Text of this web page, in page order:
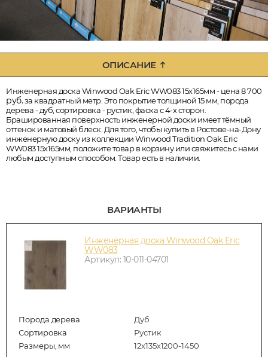
ОПИСАНИЕ
Инженерная доска Winwood Oak Eric WW083 15х165мм - цена 8 700
руб.за квадратный метр. Это покрытие толщиной 15 мм, порода
дерева - дуб, сортировка - рустик, фаска с 4-х сторон.
Брашированная поверхность инженерной доски имеет тёмный
оттенок и матовый блеск. Для того, чтобы купить в Ростове-на-Дону
инженерную доску из коллекции Winwood Tradition Oak Eric
WW083 15х165мм, положите товар в корзину или свяжитесь с нами
любым доступным способом. Товар есть в наличии.
ВАРИАНТЫ
Инженерная доска Winwood Oak Eric
WW083
Артикул: 10-011-04701
Порода дерева
Дуб
Сортировка
Рустик
Размеры, мм
12х135х1200-1450